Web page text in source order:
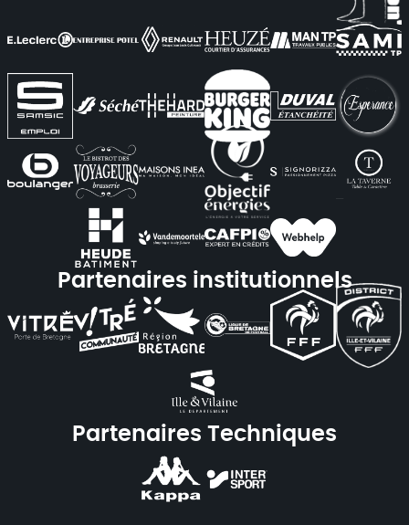
Partenaires institutionnels
Partenaires Techniques